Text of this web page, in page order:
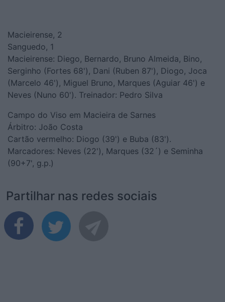
Macieirense, 2
Sanguedo, 1
Macieirense: Diego, Bernardo, Bruno Almeida, Bino,
Serginho (Fortes 68'), Dani (Ruben 87'), Diogo, Joca
(Marcelo 46'), Miguel Bruno, Marques (Aguiar 46') e
Neves (Nuno 60'). Treinador: Pedro Silva
Campo do Viso em Macieira de Sarnes
Árbitro: João Costa
Cartão vermelho: Diogo (39') e Buba (83').
Marcadores: Neves (22'), Marques (32´) e Seminha
(90+7', g.p.)
Partilhar nas redes sociais